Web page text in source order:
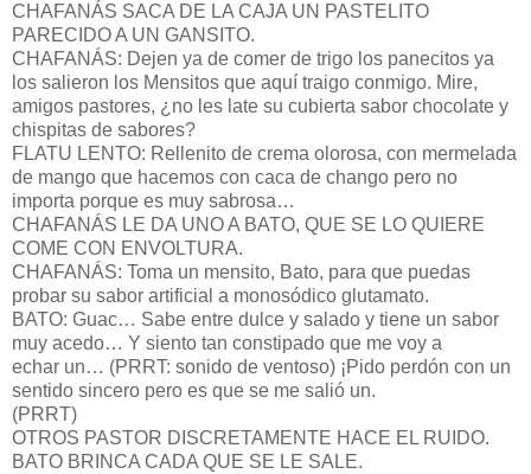
CHAFANÁS SACA DE LA CAJA UN PASTELITO
PARECIDO A UN GANSITO.
CHAFANÁS: Dejen ya de comer de trigo los panecitos ya
los salieron los Mensitos que aquí traigo conmigo. Mire,
amigos pastores, ¿no les late su cubierta sabor chocolate y
chispitas de sabores?
FLATU LENTO: Rellenito de crema olorosa, con mermelada
de mango que hacemos con caca de chango pero no
importa porque es muy sabrosa…
CHAFANÁS LE DA UNO A BATO, QUE SE LO QUIERE
COME CON ENVOLTURA.
CHAFANÁS: Toma un mensito, Bato, para que puedas
probar su sabor artificial a monosódico glutamato.
BATO: Guac… Sabe entre dulce y salado y tiene un sabor
muy acedo… Y siento tan constipado que me voy a
echar un… (PRRT: sonido de ventoso) ¡Pido perdón con un
sentido sincero pero es que se me salió un.
(PRRT)
OTROS PASTOR DISCRETAMENTE HACE EL RUIDO.
BATO BRINCA CADA QUE SE LE SALE.